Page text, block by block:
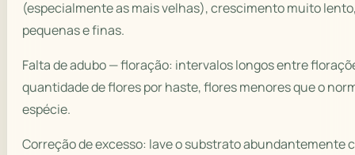
(especialmente as mais velhas), crescimento muito
pequenas e finas.
Falta de adubo — floração: intervalos longos entre
quantidade de flores por haste, flores menores que o
espécie.
Correção de excesso: lave o substrato abundantemente